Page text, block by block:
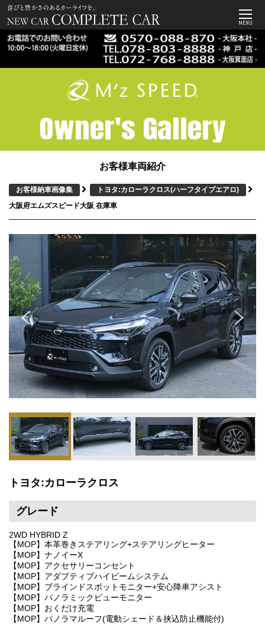
MENU
Owner's Gallery
お客様車両紹介
お客様納車画像集 トヨタ:カローラクロス(ハーフタイプエアロ)
大阪府エムズスピード大阪 在庫車
トヨタ:カローラクロス
グレード
2WD HYBRID Z
【MOP】本革巻きステアリング+ステアリングヒーター
【MOP】ナノイーX
【MOP】アクセサリーコンセント
【MOP】アダプティブハイビームシステム
【MOP】ブラインドスポットモニター+安心降車アシスト
【MOP】パノラミックビューモニター
【MOP】おくだけ充電
【MOP】パノラマルーフ(電動シェード＆挟込防止機能付)